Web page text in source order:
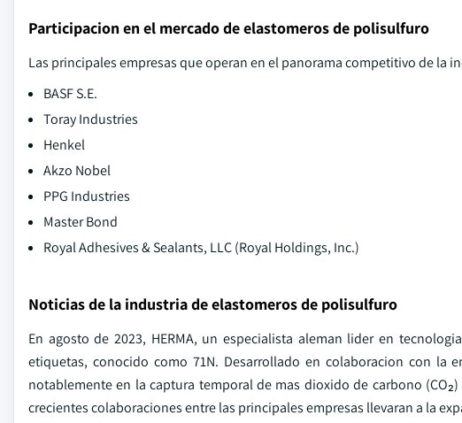
Participacion en el mercado de elastomeros de polisulfuro
Las principales empresas que operan en el panorama competitivo de la
BASF S.E.
Toray Industries
Henkel
Akzo Nobel
PPG Industries
Master Bond
Royal Adhesives & Sealants, LLC (Royal Holdings, Inc.)
Noticias de la industria de elastomeros de polisulfuro
En agosto de 2023, HERMA, un especialista aleman lider en
etiquetas, conocido como 71N. Desarrollado en colaboracion con la
notablemente en la captura temporal de mas dioxido de carbono
crecientes colaboraciones entre las principales empresas llevaran a la